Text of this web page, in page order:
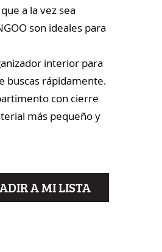
a la vez sea
son ideales para
interior para
buscas rápidamente.
con cierre
más pequeño y
A MI LISTA